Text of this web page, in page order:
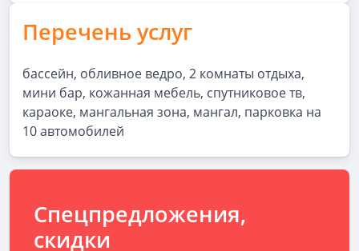
Перечень услуг
бассейн, обливное ведро, 2 комнаты отдыха,
мини бар, кожанная мебель, спутниковое тв,
караоке, мангальная зона, мангал, парковка на
10 автомобилей
Спецпредложения,
скидки